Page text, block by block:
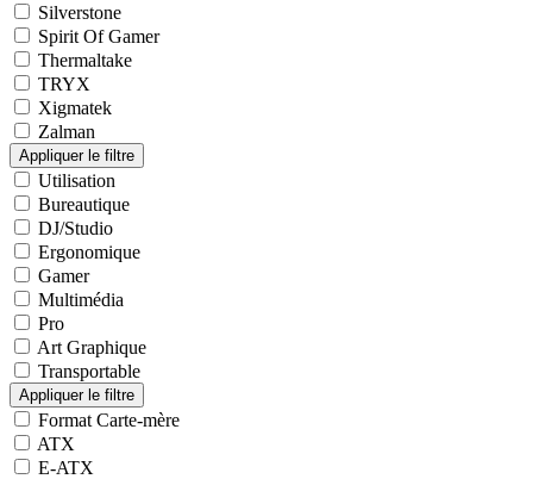
Silverstone
Spirit Of Gamer
Thermaltake
TRYX
Xigmatek
Zalman
Utilisation
Bureautique
DJ/Studio
Ergonomique
Gamer
Multimédia
Pro
Art Graphique
Transportable
Format Carte-mère
ATX
E-ATX